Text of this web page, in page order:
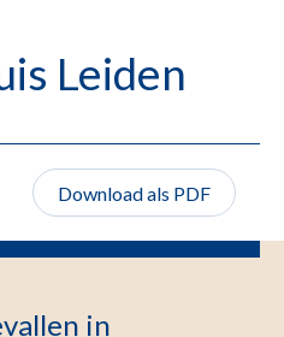
Leiden
Download als PDF
in